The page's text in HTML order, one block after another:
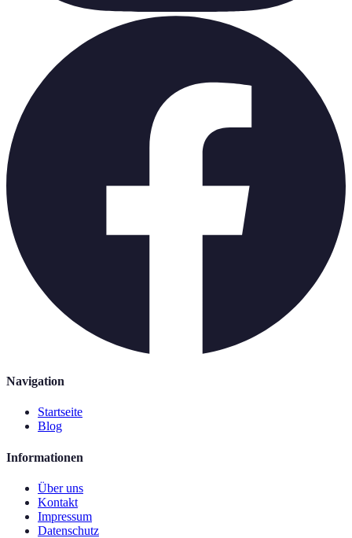
Navigation
Startseite
Blog
Informationen
Über uns
Kontakt
Impressum
Datenschutz